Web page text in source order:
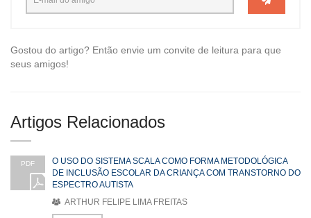
Gostou do artigo? Então envie um convite de leitura para que
seus amigos!
Artigos Relacionados
PDF
O USO DO SISTEMA SCALA COMO FORMA METODOLÓGICA
DE INCLUSÃO ESCOLAR DA CRIANÇA COM TRANSTORNO DO
ESPECTRO AUTISTA
ARTHUR FELIPE LIMA FREITAS